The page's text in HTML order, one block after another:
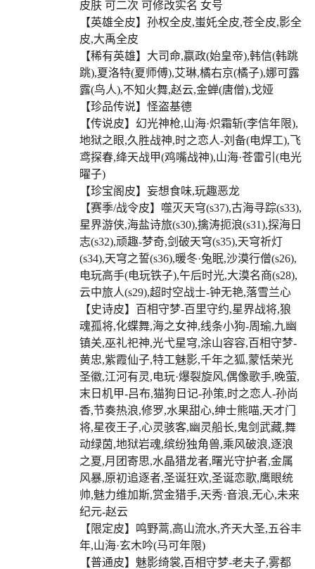
皮肤 可二次 可修改实名 女号
【英雄全皮】孙权全皮,蚩奼全皮,苍全皮,影全
皮,大禹全皮
【稀有英雄】大司命,嬴政(始皇帝),韩信(韩跳
跳),夏洛特(夏师傅),艾琳,橘右京(橘子),娜可露
露(鸟人),不知火舞,赵云,金蝉(唐僧),戈娅
【珍品传说】怪盗基德
【传说皮】幻光神枪,山海·炽霜斩(李信年限),
地狱之眼,久胜战神,时之恋人-刘备(电焊工),飞
鸢探春,绛天战甲(鸡嘴战神),山海·苍雷引(电光
曜子)
【珍宝阁皮】妄想食味,玩趣恶龙
【赛季/战令皮】噬灭天穹(s37),古海寻踪(s33),
星界游侠,海盐诗旅(s30),擒涛扼浪(s31),探海日
志(s32),顽趣-梦奇,剑破天穹(s35),天穹祈灯
(s34),天穹之誓(s36),暖冬·兔眠,沙漠行僧(s26),
电玩高手(电玩铁子),午后时光,大漠名商(s28),
云中旅人(s29),超时空战士-钟无艳,落雪兰心
【史诗皮】百相守梦-百里守约,星界战将,狼
魂孤将,化蝶舞,海之女神,线条小狗-周瑜,九幽
镇关,巫礼祀神,光弋星穹,涂山容容,百相守梦-
黄忠,紫霞仙子,特工魅影,千年之狐,蒙恬荣光
圣徽,江河有灵,电玩·爆裂旋风,偶像歌手,晚萤,
末日机甲-吕布,猫狗日记-孙策,时之恋人-孙尚
香,节奏热浪,修罗,水果甜心,绅士熊喵,天才门
将,星夜王子,心灵骇客,幽灵船长,鬼剑武藏,舞
动绿茵,地狱岩魂,缤纷独角兽,乘风破浪,逐浪
之夏,月团寄思,水晶猎龙者,曙光守护者,金属
风暴,原初追逐者,圣诞狂欢,圣诞恋歌,鹰眼统
帅,魅力维加斯,赏金猎手,天秀·音浪,无心,未来
纪元-赵云
【限定皮】鸣野蒿,高山流水,齐天大圣,五谷丰
年,山海·玄木吟(马可年限)
【普通皮】魅影绮裳,百相守梦-老夫子,雾都